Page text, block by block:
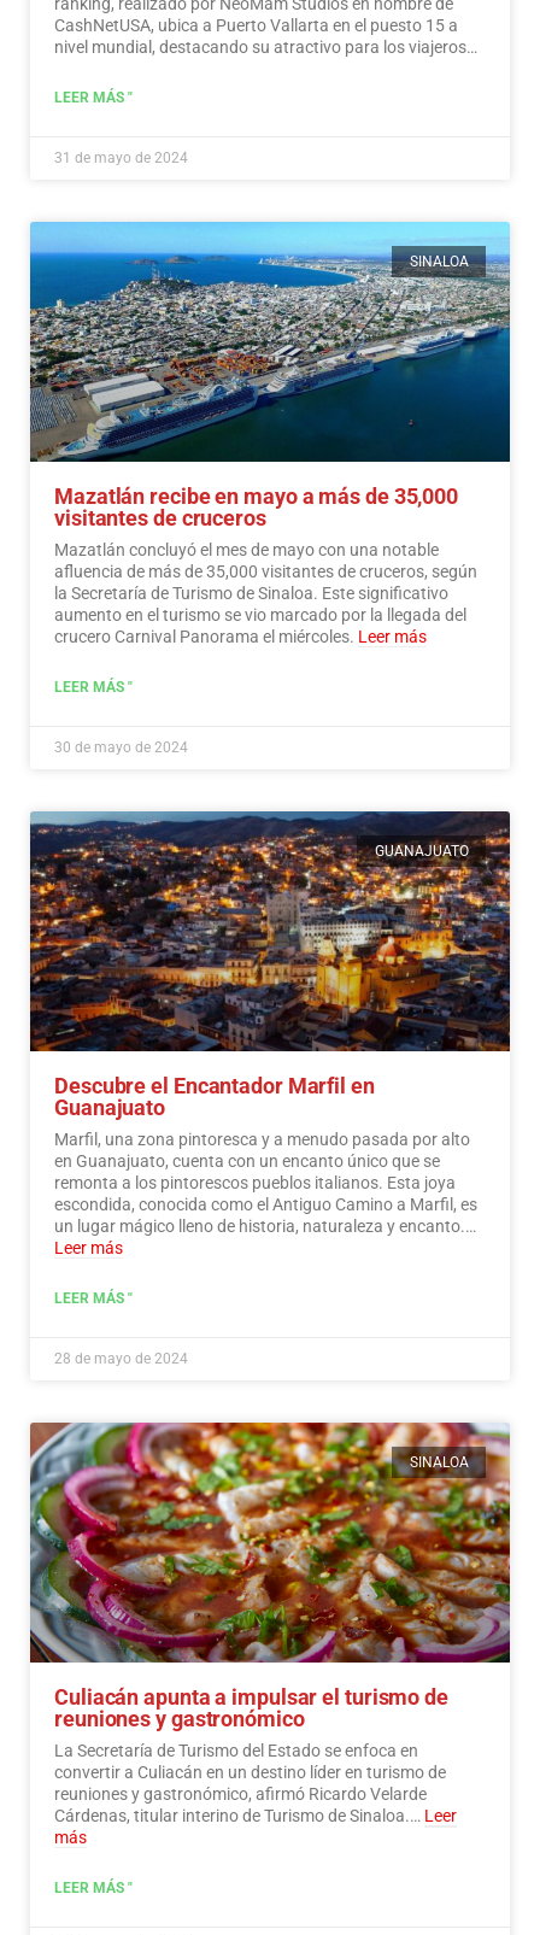
CashNetUSA, ubica a Puerto Vallarta en el puesto 15 a
nivel mundial, destacando su atractivo para los viajeros
LEER MÁS "
31 de mayo de 2024
SINALOA
Mazatlán recibe en mayo a más de 35,000
visitantes de cruceros
Mazatlán concluyó el mes de mayo con una notable
afluencia de más de 35,000 visitantes de cruceros, según
la Secretaría de Turismo de Sinaloa. Este significativo
aumento en el turismo se vio marcado por la llegada del
crucero Carnival Panorama el miércoles. Leer más
LEER MÁS "
30 de mayo de 2024
GUANAJUATO
Descubre el Encantador Marfil en
Guanajuato
Marfil, una zona pintoresca y a menudo pasada por alto
en Guanajuato, cuenta con un encanto único que se
remonta a los pintorescos pueblos italianos. Esta joya
escondida, conocida como el Antiguo Camino a Marfil, es
un lugar mágico lleno de historia, naturaleza y encanto.…
Leer más
LEER MÁS "
28 de mayo de 2024
SINALOA
Culiacán apunta a impulsar el turismo de
reuniones y gastronómico
La Secretaría de Turismo del Estado se enfoca en
convertir a Culiacán en un destino líder en turismo de
reuniones y gastronómico, afirmó Ricardo Velarde
Cárdenas, titular interino de Turismo de Sinaloa.… Leer
más
LEER MÁS "